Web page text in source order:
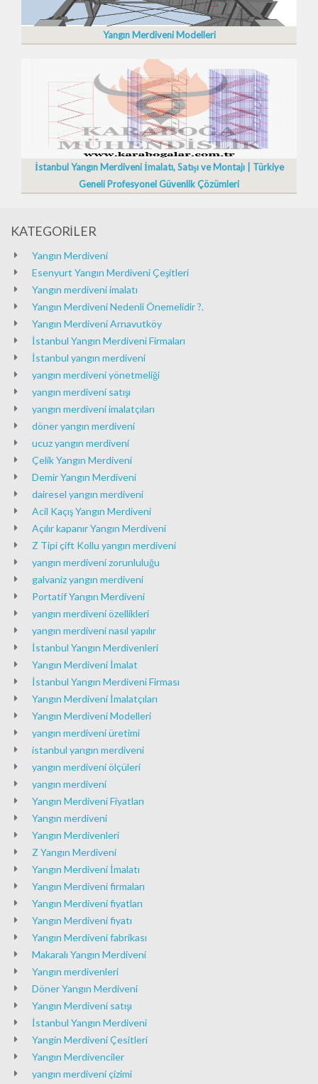
Yangın Merdiveni Modelleri
İstanbul Yangın Merdiveni İmalatı, Satışı ve Montajı | Türkiye
Geneli Profesyonel Güvenlik Çözümleri
KATEGORİLER
Yangın Merdiveni
Esenyurt Yangın Merdiveni Çeşitleri
Yangın merdiveni imalatı
Yangın Merdiveni Nedenli Önemelidir ?.
Yangın Merdiveni Arnavutköy
İstanbul Yangın Merdiveni Firmaları
İstanbul yangın merdiveni
yangın merdiveni yönetmeliği
yangın merdiveni satışı
yangın merdiveni imalatçıları
döner yangın merdiveni
ucuz yangın merdiveni
Çelik Yangın Merdiveni
Demir Yangın Merdiveni
dairesel yangın merdiveni
Acil Kaçış Yangın Merdiveni
Açılır kapanır Yangın Merdiveni
Z Tipi çift Kollu yangın merdiveni
yangın merdiveni zorunluluğu
galvaniz yangın merdiveni
Portatif Yangın Merdiveni
yangın merdiveni özellikleri
yangın merdiveni nasıl yapılır
İstanbul Yangın Merdivenleri
Yangın Merdiveni İmalat
İstanbul Yangın Merdiveni Firması
Yangın Merdiveni İmalatçıları
Yangın Merdiveni Modelleri
yangın merdiveni üretimi
istanbul yangın merdiveni
yangın merdiveni ölçüleri
yangın merdiveni
Yangın Merdiveni Fiyatları
Yangın merdiveni
Yangın Merdivenleri
Z Yangın Merdiveni
Yangın Merdiveni İmalatı
Yangın Merdiveni firmaları
Yangın Merdiveni fiyatları
Yangın Merdiveni fiyatı
Yangın Merdiveni fabrikası
Makaralı Yangın Merdiveni
Yangın merdivenleri
Döner Yangın Merdiveni
Yangın Merdiveni satışı
İstanbul Yangın Merdiveni
Yangin Merdiveni Çesitleri
Yangın Merdivenciler
yangın merdiveni çizimi